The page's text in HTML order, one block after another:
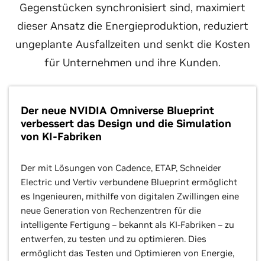
Gegenstücken synchronisiert sind, maximiert
dieser Ansatz die Energieproduktion, reduziert
ungeplante Ausfallzeiten und senkt die Kosten
für Unternehmen und ihre Kunden.
Der neue NVIDIA Omniverse Blueprint
verbessert das Design und die Simulation
von KI-Fabriken
Der mit Lösungen von Cadence, ETAP, Schneider
Electric und Vertiv verbundene Blueprint ermöglicht
es Ingenieuren, mithilfe von digitalen Zwillingen eine
neue Generation von Rechenzentren für die
intelligente Fertigung – bekannt als KI-Fabriken – zu
entwerfen, zu testen und zu optimieren. Dies
ermöglicht das Testen und Optimieren von Energie,